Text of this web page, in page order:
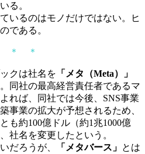
る。
いるのはモノだけではない。ヒ
である。
＊ ＊
クは社名を 「メタ（Meta）」
同社の最高経営責任者であるマ
れば、同社では今後、SNS事業
事業の拡大が予想されるため、
も約100億ドル（約1兆1000億
社名を変更したという。
だろうが、
「メタバース」 とは